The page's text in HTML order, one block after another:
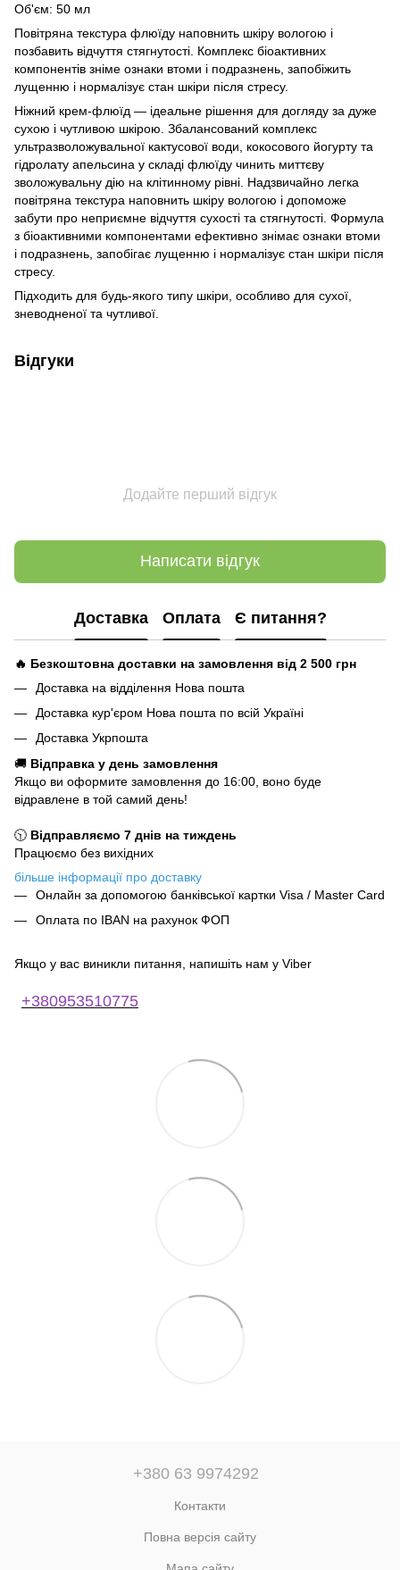
Об'єм: 50 мл
Повітряна текстура флюїду наповнить шкіру вологою і
позбавить відчуття стягнутості. Комплекс біоактивних
компонентів зніме ознаки втоми і подразнень, запобіжить
лущенню і нормалізує стан шкіри після стресу.
Ніжний крем-флюїд — ідеальне рішення для догляду за дуже
сухою і чутливою шкірою. Збалансований комплекс
ультразволожувальної кактусової води, кокосового йогурту та
гідролату апельсина у складі флюїду чинить миттєву
зволожувальну дію на клітинному рівні. Надзвичайно легка
повітряна текстура наповнить шкіру вологою і допоможе
забути про неприємне відчуття сухості та стягнутості. Формула
з біоактивними компонентами ефективно знімає ознаки втоми
і подразнень, запобігає лущенню і нормалізує стан шкіри після
стресу.
Підходить для будь-якого типу шкіри, особливо для сухої,
зневодненої та чутливої.
Відгуки
Додайте перший відгук
Написати відгук
Доставка Оплата Є питання?
🔥 Безкоштовна доставки на замовлення від 2 500 грн
Доставка на відділення Нова пошта
Доставка кур'єром Нова пошта по всій Україні
Доставка Укрпошта
🚚 Відправка у день замовлення
Якщо ви оформите замовлення до 16:00, воно буде
відравлене в той самий день!
🕥 Відправляємо 7 днів на тиждень
Працюємо без вихідних
більше інформації про доставку
Онлайн за допомогою банківської картки Visa / Master Card
Оплата по IBAN на рахунок ФОП
Якщо у вас виникли питання, напишіть нам у Viber
+380953510775
+380 63 9974292
Контакти
Повна версія сайту